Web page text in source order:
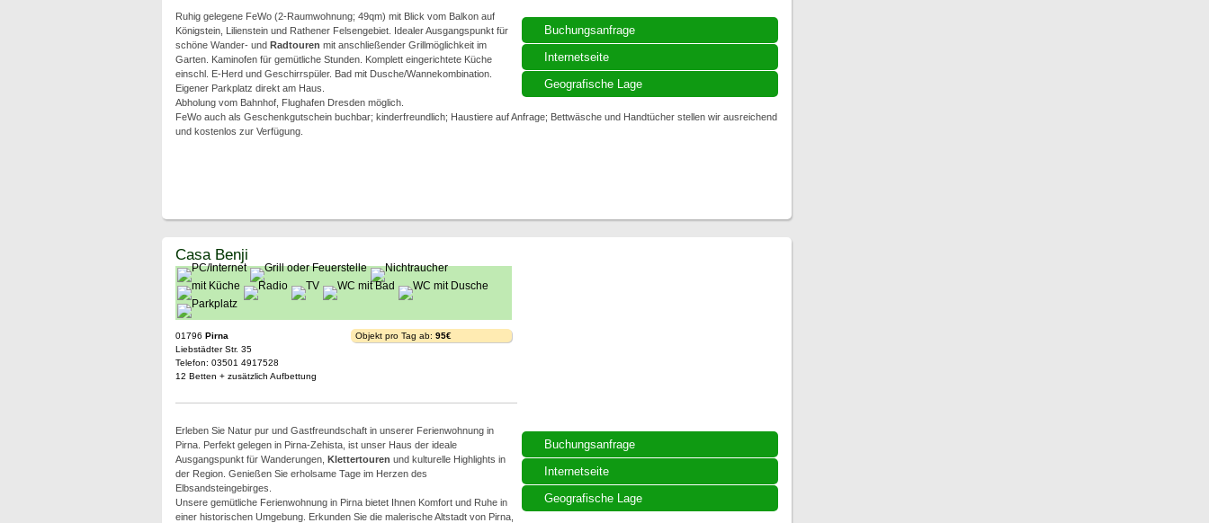
Buchungsanfrage
Internetseite
Geografische Lage
Ruhig gelegene FeWo (2-Raumwohnung; 49qm) mit Blick vom Balkon auf
Königstein, Lilienstein und Rathener Felsengebiet. Idealer Ausgangspunkt für
schöne Wander- und Radtouren mit anschließender Grillmöglichkeit im
Garten. Kaminofen für gemütliche Stunden. Komplett eingerichtete Küche
einschl. E-Herd und Geschirrspüler. Bad mit Dusche/Wannekombination.
Eigener Parkplatz direkt am Haus.
Abholung vom Bahnhof, Flughafen Dresden möglich.
FeWo auch als Geschenkgutschein buchbar; kinderfreundlich; Haustiere auf Anfrage; Bettwäsche und Handtücher stellen wir ausreichend
und kostenlos zur Verfügung.
Buchungsanfrage
Internetseite
Geografische Lage
Casa Benji
01796 Pirna
Liebstädter Str. 35
Telefon: 03501 4917528
12 Betten + zusätzlich Aufbettung
Objekt pro Tag ab: 95€
Erleben Sie Natur pur und Gastfreundschaft in unserer Ferienwohnung in
Pirna. Perfekt gelegen in Pirna-Zehista, ist unser Haus der ideale
Ausgangspunkt für Wanderungen, Klettertouren und kulturelle Highlights in
der Region. Genießen Sie erholsame Tage im Herzen des
Elbsandsteingebirges.
Unsere gemütliche Ferienwohnung in Pirna bietet Ihnen Komfort und Ruhe in
einer historischen Umgebung. Erkunden Sie die malerische Altstadt von Pirna,